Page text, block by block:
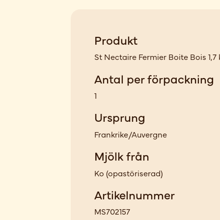
Produkt
St Nectaire Fermier Boite Bois 1,7
Antal per förpackning
1
Ursprung
Frankrike/Auvergne
Mjölk från
Ko (opastöriserad)
Artikelnummer
MS702157